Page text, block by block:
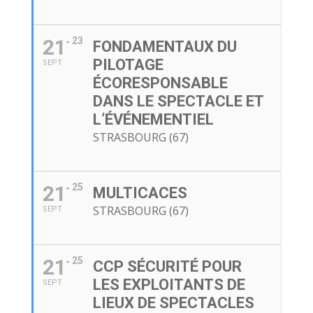
21
SEPT
23
FONDAMENTAUX DU
PILOTAGE
ÉCORESPONSABLE
DANS LE SPECTACLE ET
L’ÉVÉNEMENTIEL
STRASBOURG (67)
21
SEPT
25 MULTICACES
STRASBOURG (67)
21
SEPT
25
CCP SÉCURITÉ POUR
LES EXPLOITANTS DE
LIEUX DE SPECTACLES